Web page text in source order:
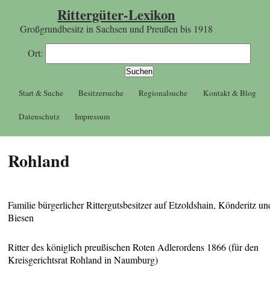
Rittergüter-Lexikon
Großgrundbesitz in Sachsen und Preußen bis 1918
Ort:
Start & Suche Besitzersuche Regionalsuche Kontakt & Blog
Datenschutz Impressum
Rohland
Familie bürgerlicher Rittergutsbesitzer auf Etzoldshain, Könderitz
Biesen
Ritter des königlich preußischen Roten Adlerordens 1866 (für den
Kreisgerichtsrat Rohland in Naumburg)